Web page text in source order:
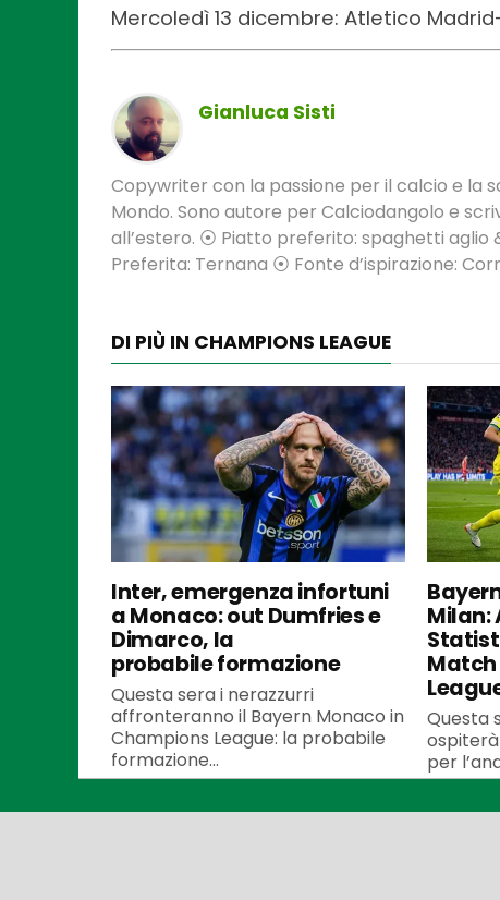
Mercoledì 13 dicembre: Atletico
Gianluca Sisti
Copywriter con la passione per il calcio e la
Mondo. Sono autore per Calciodangolo e
all’estero. ⦿ Piatto preferito: spaghetti
Preferita: Ternana ⦿ Fonte d’ispirazione:
DI PIÙ IN CHAMPIONS LEAGUE
Inter, emergenza infortuni
a Monaco: out Dumfries e
Dimarco, la
probabile formazione
Questa sera i nerazzurri
affronteranno il Bayern Monaco in
Champions League: la probabile
formazione...
Milan:
Questa
ospiterà
per